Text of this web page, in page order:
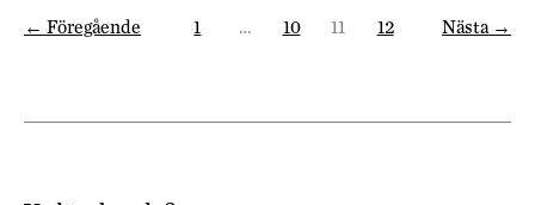
← Föregående 1 … 10 11 12 Nästa →